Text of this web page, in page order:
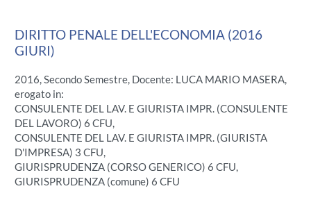
DIRITTO PENALE DELL'ECONOMIA (2016
GIURI)
2016, Secondo Semestre, Docente: LUCA MARIO MASERA,
erogato in:
CONSULENTE DEL LAV. E GIURISTA IMPR. (CONSULENTE
DEL LAVORO) 6 CFU,
CONSULENTE DEL LAV. E GIURISTA IMPR. (GIURISTA
D'IMPRESA) 3 CFU,
GIURISPRUDENZA (CORSO GENERICO) 6 CFU,
GIURISPRUDENZA (comune) 6 CFU